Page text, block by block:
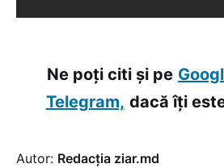
Ne poți citi și pe
Telegram, dacă îți
Autor: Redacția ziar.md